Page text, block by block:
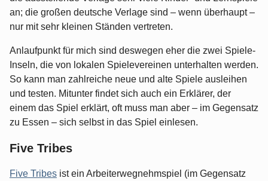
an; die großen deutsche Verlage sind – wenn überhaupt –
nur mit sehr kleinen Ständen vertreten.
Anlaufpunkt für mich sind deswegen eher die zwei Spiele-
Inseln, die von lokalen Spielevereinen unterhalten werden.
So kann man zahlreiche neue und alte Spiele ausleihen
und testen. Mitunter findet sich auch ein Erklärer, der
einem das Spiel erklärt, oft muss man aber – im Gegensatz
zu Essen – sich selbst in das Spiel einlesen.
Five Tribes
Five Tribes ist ein Arbeiterwegnehmspiel (im Gegensatz